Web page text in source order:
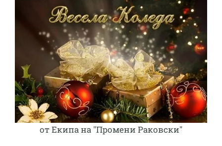
от Екипа на "Промени Раковски"